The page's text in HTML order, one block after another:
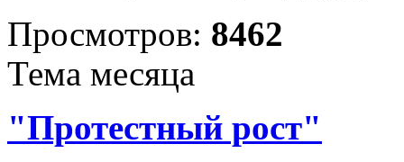
Просмотров: 8462
Тема месяца
"Протестный рост"